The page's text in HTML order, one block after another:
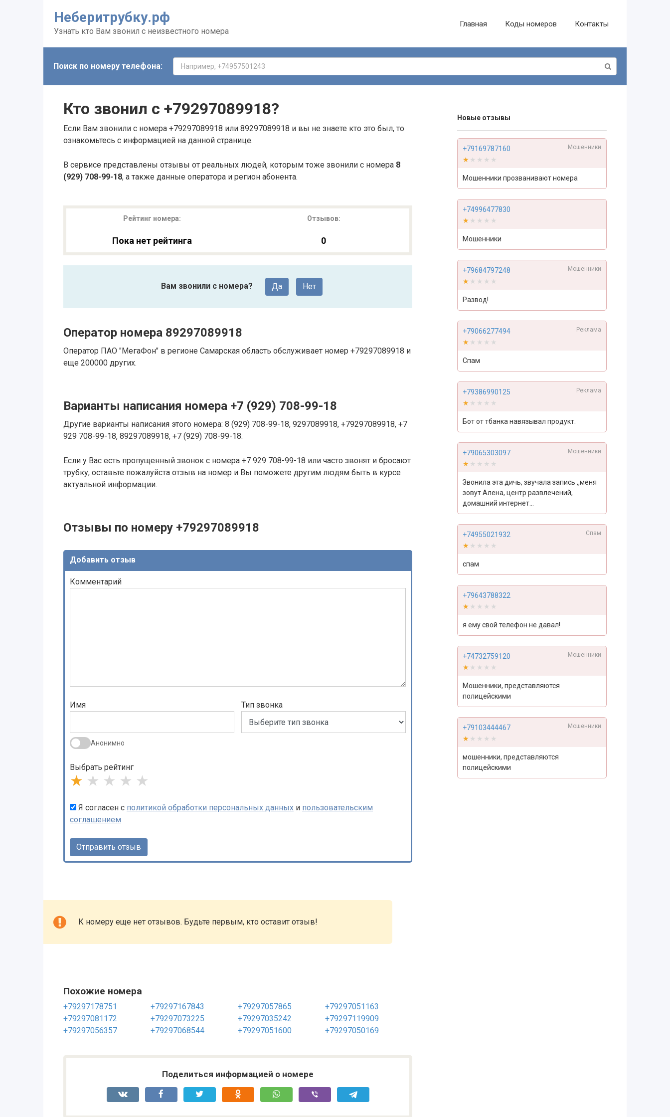
Неберитрубку.рф
Узнать кто Вам звонил с неизвестного номера
Главная Коды номеров Контакты
Поиск по номеру телефона:
Кто звонил с +79297089918?
Если Вам звонили с номера +79297089918 или 89297089918 и вы не знаете кто это был, то
ознакомьтесь с информацией на данной странице.
В сервисе представлены отзывы от реальных людей, которым тоже звонили с номера 8
(929) 708-99-18, а также данные оператора и регион абонента.
Рейтинг номера:
Пока нет рейтинга
Отзывов:
0
Вам звонили с номера? Да Нет
Оператор номера 89297089918
Оператор ПАО "МегаФон" в регионе Самарская область обслуживает номер +79297089918 и
еще 200000 других.
Варианты написания номера +7 (929) 708-99-18
Другие варианты написания этого номера: 8 (929) 708-99-18, 9297089918, +79297089918, +7
929 708-99-18, 89297089918, +7 (929) 708-99-18.
Если у Вас есть пропущенный звонок с номера +7 929 708-99-18 или часто звонят и бросают
трубку, оставьте пожалуйста отзыв на номер и Вы поможете другим людям быть в курсе
актуальной информации.
Отзывы по номеру +79297089918
Добавить отзыв
Комментарий
Имя
Анонимно
Тип звонка
Выбрать рейтинг
★ ★ ★ ★ ★
Я согласен с политикой обработки персональных данных и пользовательским
соглашением
К номеру еще нет отзывов. Будьте первым, кто оставит отзыв!
Похожие номера
+79297178751 +79297167843 +79297057865
+79297051163
+79297081172
+79297073225 +79297035242
+79297119909
+79297056357
+79297068544 +79297051600 +79297050169
Поделиться информацией о номере
Новые отзывы
+79169787160 Мошенники
★★★★★
★★★★★
Мошенники прозванивают номера
+74996477830
★★★★★
★★★★★
Мошенники
+79684797248 Мошенники
★★★★★
★★★★★
Развод!
+79066277494 Реклама
★★★★★
★★★★★
Спам
+79386990125 Реклама
★★★★★
★★★★★
Бот от тбанка навязывал продукт.
+79065303097 Мошенники
★★★★★
★★★★★
Звонила эта дичь, звучала запись ,,меня
зовут Алена, центр развлечений,
домашний интернет...
+74955021932 Спам
★★★★★
★★★★★
спам
+79643788322
★★★★★
★★★★★
я ему свой телефон не давал!
+74732759120 Мошенники
★★★★★
★★★★★
Мошенники, представляются
полицейскими
+79103444467 Мошенники
★★★★★
★★★★★
мошенники, представляются
полицейскими